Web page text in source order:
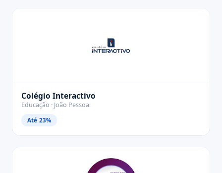
Colégio Interactivo
Educação · João Pessoa
Até 23%